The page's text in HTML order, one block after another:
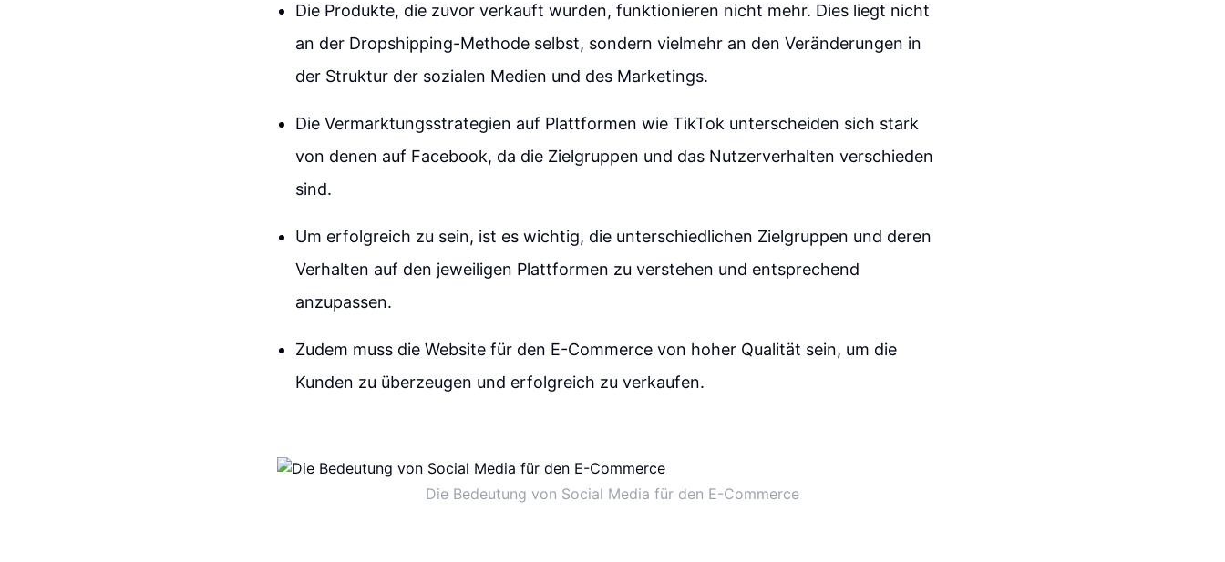
Die Produkte, die zuvor verkauft wurden, funktionieren nicht mehr. Dies liegt nicht
an der Dropshipping-Methode selbst, sondern vielmehr an den Veränderungen in
der Struktur der sozialen Medien und des Marketings.
Die Vermarktungsstrategien auf Plattformen wie TikTok unterscheiden sich stark
von denen auf Facebook, da die Zielgruppen und das Nutzerverhalten verschieden
sind.
Um erfolgreich zu sein, ist es wichtig, die unterschiedlichen Zielgruppen und deren
Verhalten auf den jeweiligen Plattformen zu verstehen und entsprechend
anzupassen.
Zudem muss die Website für den E-Commerce von hoher Qualität sein, um die
Kunden zu überzeugen und erfolgreich zu verkaufen.
Die Bedeutung von Social Media für den E-Commerce